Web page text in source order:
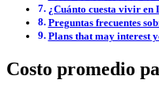
¿Cuánto cuesta vivir en
Preguntas frecuentes
Plans that may interest
Costo promedio